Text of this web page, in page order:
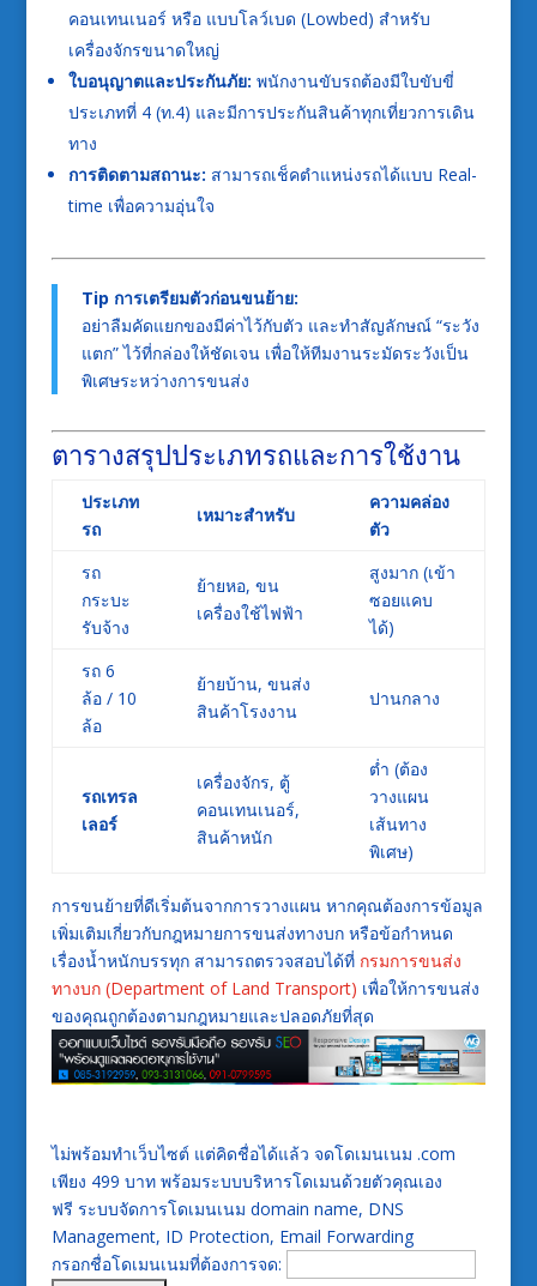
คอนเทนเนอร์ หรือ แบบโลว์เบด (Lowbed) สำหรับ
เครื่องจักรขนาดใหญ่
ใบอนุญาตและประกันภัย: พนักงานขับรถต้องมีใบขับขี่
ประเภทที่ 4 (ท.4) และมีการประกันสินค้าทุกเที่ยวการเดิน
ทาง
การติดตามสถานะ: สามารถเช็คตำแหน่งรถได้แบบ Real-
time เพื่อความอุ่นใจ
Tip การเตรียมตัวก่อนขนย้าย:
อย่าลืมคัดแยกของมีค่าไว้กับตัว และทำสัญลักษณ์ “ระวัง
แตก” ไว้ที่กล่องให้ชัดเจน เพื่อให้ทีมงานระมัดระวังเป็น
พิเศษระหว่างการขนส่ง
ตารางสรุปประเภทรถและการใช้งาน
ประเภท
รถ
เหมาะสำหรับ
ความคล่อง
ตัว
รถ
กระบะ
รับจ้าง
ย้ายหอ, ขน
เครื่องใช้ไฟฟ้า
สูงมาก (เข้า
ซอยแคบ
ได้)
รถ 6
ล้อ / 10
ล้อ
ย้ายบ้าน, ขนส่ง
สินค้าโรงงาน
ปานกลาง
รถเทรล
เลอร์
เครื่องจักร, ตู้
คอนเทนเนอร์,
สินค้าหนัก
ต่ำ (ต้อง
วางแผน
เส้นทาง
พิเศษ)
การขนย้ายที่ดีเริ่มต้นจากการวางแผน หากคุณต้องการข้อมูล
เพิ่มเติมเกี่ยวกับกฎหมายการขนส่งทางบก หรือข้อกำหนด
เรื่องน้ำหนักบรรทุก สามารถตรวจสอบได้ที่ กรมการขนส่ง
ทางบก (Department of Land Transport) เพื่อให้การขนส่ง
ของคุณถูกต้องตามกฎหมายและปลอดภัยที่สุด
ไม่พร้อมทำเว็บไซต์ แต่คิดชื่อได้แล้ว จดโดเมนเนม .com
เพียง 499 บาท พร้อมระบบบริหารโดเมนด้วยตัวคุณเอง
ฟรี ระบบจัดการโดเมนเนม domain name, DNS
Management, ID Protection, Email Forwarding
กรอกชื่อโดเมนเนมที่ต้องการจด: